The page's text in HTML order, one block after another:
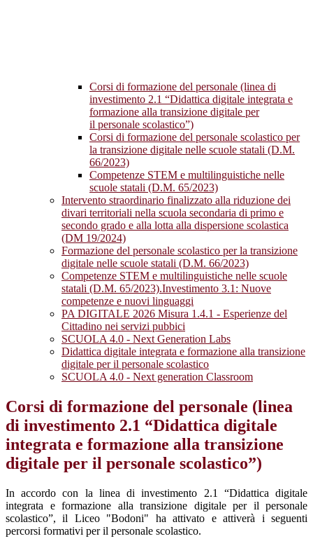
Corsi di formazione del personale (linea di
investimento 2.1 “Didattica digitale integrata e
formazione alla transizione digitale per
il personale scolastico”)
Corsi di formazione del personale scolastico per
la transizione digitale nelle scuole statali (D.M.
66/2023)
Competenze STEM e multilinguistiche nelle
scuole statali (D.M. 65/2023)
Intervento straordinario finalizzato alla riduzione dei
divari territoriali nella scuola secondaria di primo e
secondo grado e alla lotta alla dispersione scolastica
(DM 19/2024)
Formazione del personale scolastico per la transizione
digitale nelle scuole statali (D.M. 66/2023)
Competenze STEM e multilinguistiche nelle scuole
statali (D.M. 65/2023).Investimento 3.1: Nuove
competenze e nuovi linguaggi
PA DIGITALE 2026 Misura 1.4.1 - Esperienze del
Cittadino nei servizi pubbici
SCUOLA 4.0 - Next Generation Labs
Didattica digitale integrata e formazione alla transizione
digitale per il personale scolastico
SCUOLA 4.0 - Next generation Classroom
Corsi di formazione del personale (linea
di investimento 2.1 “Didattica digitale
integrata e formazione alla transizione
digitale per il personale scolastico”)
In accordo con la linea di investimento 2.1 “Didattica digitale
integrata e formazione alla transizione digitale per il personale
scolastico”, il Liceo "Bodoni" ha attivato e attiverà i seguenti
percorsi formativi per il personale scolastico.